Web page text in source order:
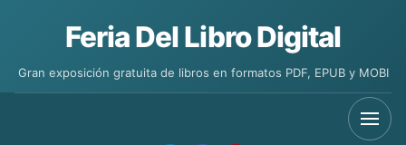
Feria Del Libro Digital
Gran exposición gratuita de libros en formatos PDF, EPUB y MOBI